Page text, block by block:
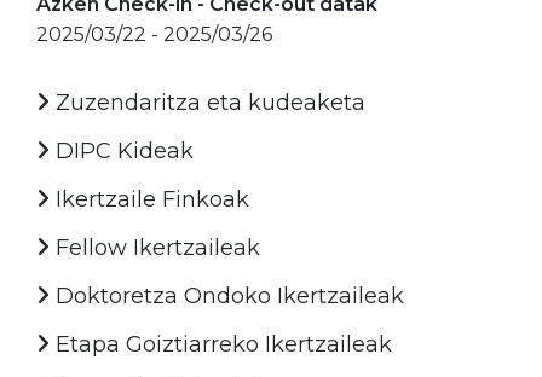
2025/03/22 - 2025/03/26
Zuzendaritza eta kudeaketa
DIPC Kideak
Ikertzaile Finkoak
Fellow Ikertzaileak
Doktoretza Ondoko Ikertzaileak
Etapa Goiztiarreko Ikertzaileak